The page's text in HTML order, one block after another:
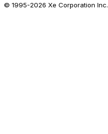
© 1995-2026 Xe Corporation Inc.